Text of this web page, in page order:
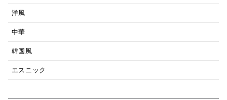
洋風
中華
韓国風
エスニック